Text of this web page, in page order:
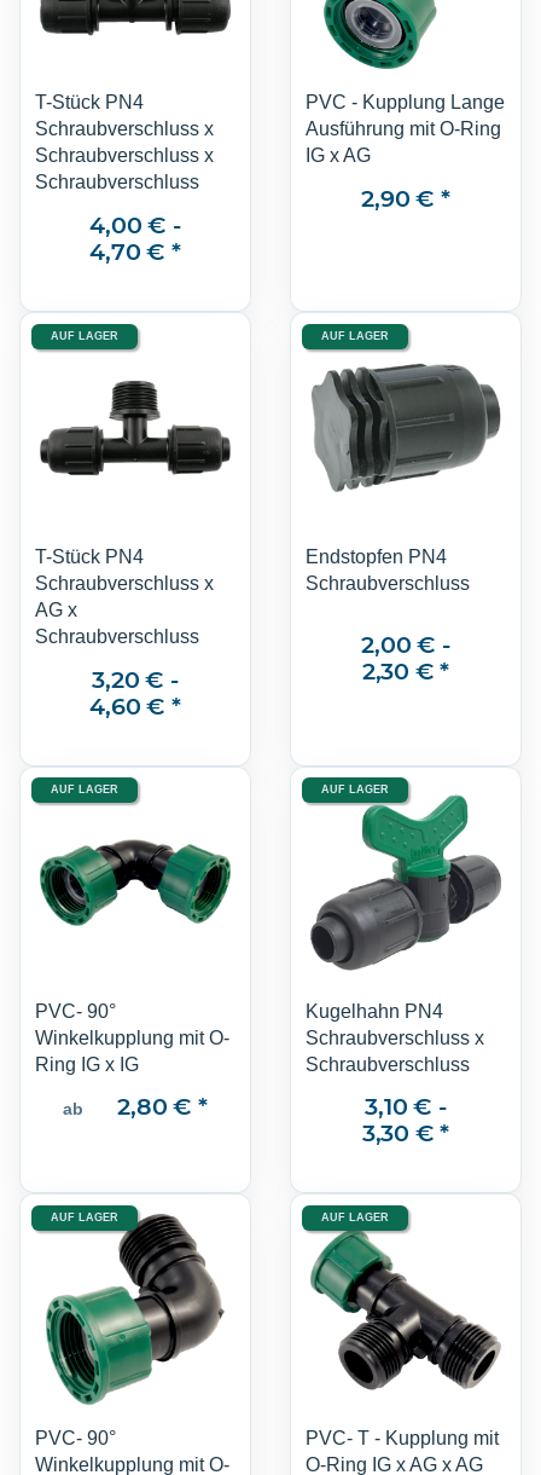
T-Stück PN4
Schraubverschluss x
Schraubverschluss x
Schraubverschluss
4,00 € -
4,70 € *
PVC - Kupplung Lange
Ausführung mit O-Ring
IG x AG
2,90 € *
AUF LAGER
T-Stück PN4
Schraubverschluss x
AG x
Schraubverschluss
3,20 € -
4,60 € *
AUF LAGER
Endstopfen PN4
Schraubverschluss
2,00 € -
2,30 €*
AUF LAGER
PVC- 90°
Winkelkupplung mit O-
Ring IG x IG
ab 2,80 € *
AUF LAGER
Kugelhahn PN4
Schraubverschluss x
Schraubverschluss
3,10 € -
3,30 €*
AUF LAGER
PVC- 90°
Winkelkupplung mit O-
AUF LAGER
PVC- T - Kupplung mit
O-Ring IG x AG x AG